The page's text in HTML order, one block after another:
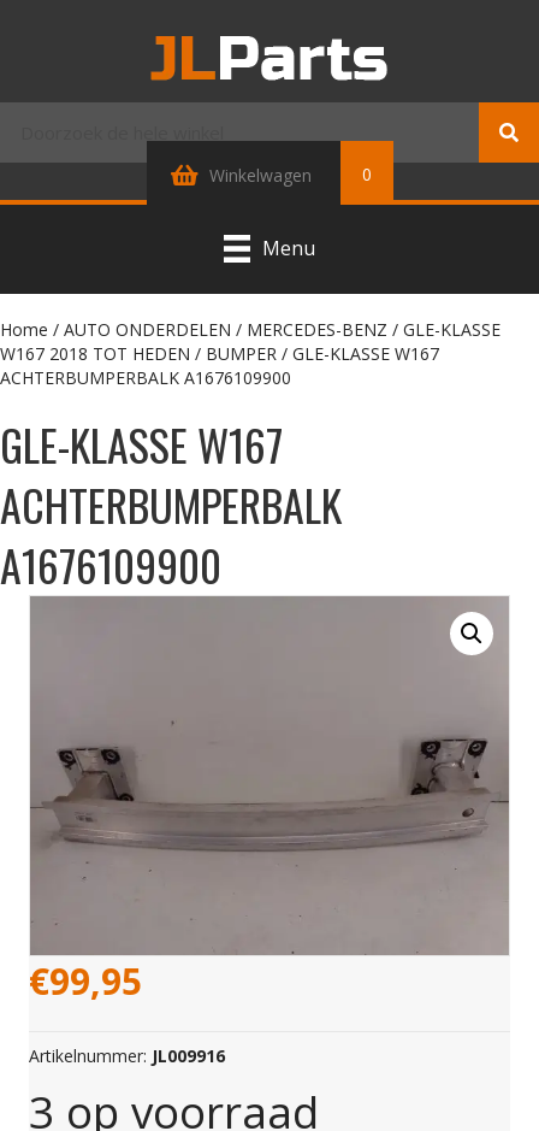
Winkelwagen 0
Menu
Home / AUTO ONDERDELEN / MERCEDES-BENZ / GLE-KLASSE
W167 2018 TOT HEDEN / BUMPER / GLE-KLASSE W167
ACHTERBUMPERBALK A1676109900
GLE-KLASSE W167
ACHTERBUMPERBALK
A1676109900
€99,95
Artikelnummer: JL009916
3 op voorraad